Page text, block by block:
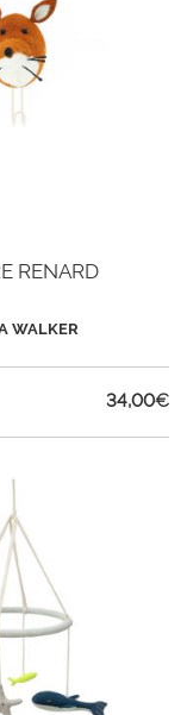
RENARD
WALKER
34,00€